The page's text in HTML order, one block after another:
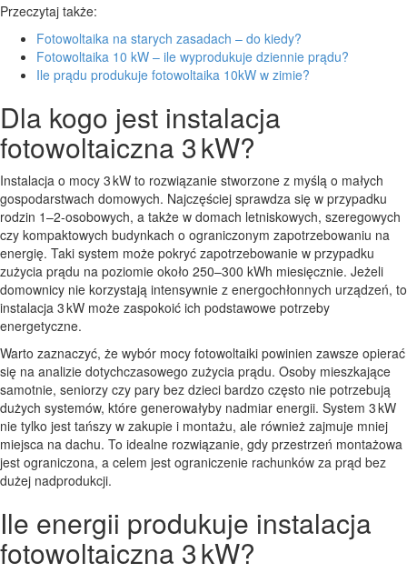
Przeczytaj także:
Fotowoltaika na starych zasadach – do kiedy?
Fotowoltaika 10 kW – ile wyprodukuje dziennie prądu?
Ile prądu produkuje fotowoltaika 10kW w zimie?
Dla kogo jest instalacja
fotowoltaiczna 3 kW?
Instalacja o mocy 3 kW to rozwiązanie stworzone z myślą o małych
gospodarstwach domowych. Najczęściej sprawdza się w przypadku
rodzin 1–2-osobowych, a także w domach letniskowych, szeregowych
czy kompaktowych budynkach o ograniczonym zapotrzebowaniu na
energię. Taki system może pokryć zapotrzebowanie w przypadku
zużycia prądu na poziomie około 250–300 kWh miesięcznie. Jeżeli
domownicy nie korzystają intensywnie z energochłonnych urządzeń, to
instalacja 3 kW może zaspokoić ich podstawowe potrzeby
energetyczne.
Warto zaznaczyć, że wybór mocy fotowoltaiki powinien zawsze opierać
się na analizie dotychczasowego zużycia prądu. Osoby mieszkające
samotnie, seniorzy czy pary bez dzieci bardzo często nie potrzebują
dużych systemów, które generowałyby nadmiar energii. System 3 kW
nie tylko jest tańszy w zakupie i montażu, ale również zajmuje mniej
miejsca na dachu. To idealne rozwiązanie, gdy przestrzeń montażowa
jest ograniczona, a celem jest ograniczenie rachunków za prąd bez
dużej nadprodukcji.
Ile energii produkuje instalacja
fotowoltaiczna 3 kW?